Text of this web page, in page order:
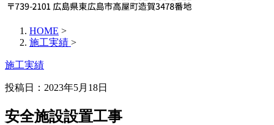
HOME >
施工実績 >
施工実績
投稿日：2023年5月18日
安全施設設置工事